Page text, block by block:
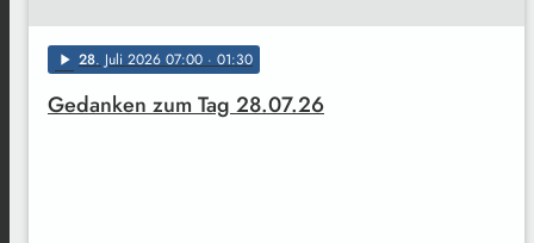
play_arrow 28. Juli 2026 07:00 · 01:30
Gedanken zum Tag 28.07.26